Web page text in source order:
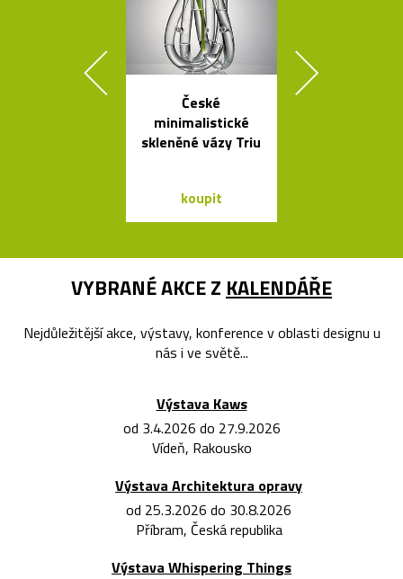
České
minimalistické
skleněné vázy Triu
koupit
VYBRANÉ AKCE Z KALENDÁŘE
Nejdůležitější akce, výstavy, konference v oblasti designu u
nás i ve světě...
Výstava Kaws
od 3.4.2026 do 27.9.2026
Vídeň, Rakousko
Výstava Architektura opravy
od 25.3.2026 do 30.8.2026
Příbram, Česká republika
Výstava Whispering Things